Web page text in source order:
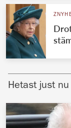
Hetast just nu